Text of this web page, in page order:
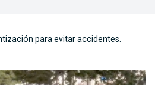
para evitar accidentes.